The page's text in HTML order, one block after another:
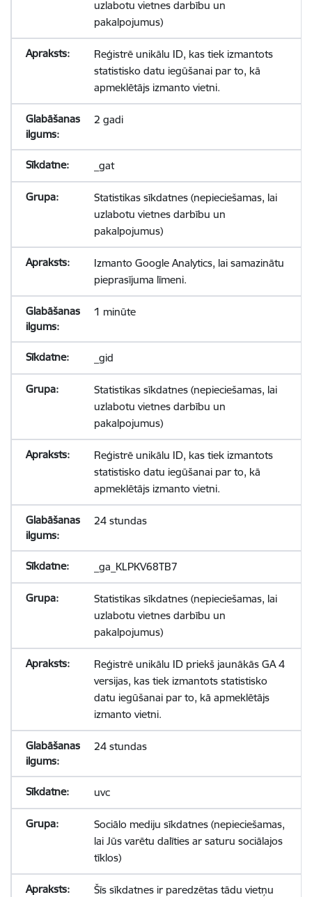
uzlabotu vietnes darbību un
pakalpojumus)
Reģistrē unikālu ID, kas tiek izmantots
statistisko datu iegūšanai par to, kā
apmeklētājs izmanto vietni.
2 gadi
_gat
Statistikas sīkdatnes (nepieciešamas, lai
uzlabotu vietnes darbību un
pakalpojumus)
Izmanto Google Analytics, lai samazinātu
pieprasījuma līmeni.
1 minūte
_gid
Statistikas sīkdatnes (nepieciešamas, lai
uzlabotu vietnes darbību un
pakalpojumus)
Reģistrē unikālu ID, kas tiek izmantots
statistisko datu iegūšanai par to, kā
apmeklētājs izmanto vietni.
24 stundas
_ga_KLPKV68TB7
Statistikas sīkdatnes (nepieciešamas, lai
uzlabotu vietnes darbību un
pakalpojumus)
Reģistrē unikālu ID priekš jaunākās GA 4
versijas, kas tiek izmantots statistisko
datu iegūšanai par to, kā apmeklētājs
izmanto vietni.
24 stundas
uvc
Sociālo mediju sīkdatnes (nepieciešamas,
lai Jūs varētu dalīties ar saturu sociālajos
tīklos)
Šīs sīkdatnes ir paredzētas tādu vietņu